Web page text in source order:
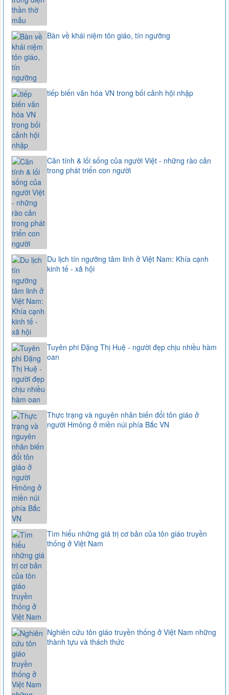
Bàn về khái niệm tôn giáo, tín ngưỡng
tiếp biến văn hóa VN trong bối cảnh hội nhập
Căn tính & lối sống của người Việt - những rào cản
trong phát triển con người
Du lịch tín ngưỡng tâm linh ở Việt Nam: Khía cạnh
kinh tế - xã hội
Tuyên phi Đặng Thị Huệ - người đẹp chịu nhiều hàm
oan
Thực trạng và nguyên nhân biến đổi tôn giáo ở
người Hmông ở miền núi phía Bắc VN
Tìm hiểu những giá trị cơ bản của tôn giáo truyền
thống ở Việt Nam
Nghiên cứu tôn giáo truyền thống ở Việt Nam những
thành tựu và thách thức